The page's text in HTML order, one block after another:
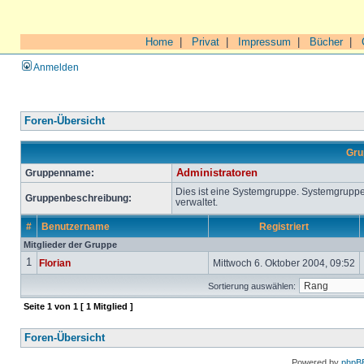
Home Privat Impressum Bücher|
Anmelden
Foren-Übersicht
Gruppenname:
Administratoren
Gruppenbeschreibung:
Dies ist eine Systemgruppe.
verwaltet.
# Benutzername Registriert
Mitglieder der Gruppe
1 Florian Mittwoch 6. Oktober 2004, 09:52
Sortierung auswählen:
Seite 1 von 1 [ 1 Mitglied ]
Foren-Übersicht